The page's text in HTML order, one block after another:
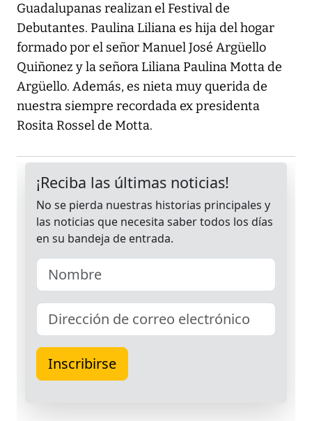
Guadalupanas realizan el Festival de
Debutantes. Paulina Liliana es hija del hogar
formado por el señor Manuel José Argüello
Quiñonez y la señora Liliana Paulina Motta de
Argüello. Además, es nieta muy querida de
nuestra siempre recordada ex presidenta
Rosita Rossel de Motta.